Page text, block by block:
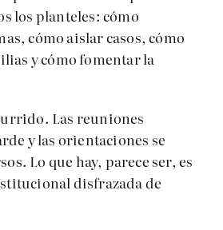
los planteles: cómo
cómo aislar casos, cómo
y cómo fomentar la
Las reuniones
y las orientaciones se
Lo que hay, parece ser, es
disfrazada de